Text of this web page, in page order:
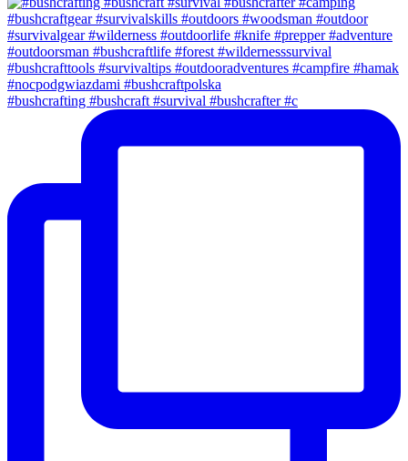
#bushcrafting #bushcraft #survival #bushcrafter #c